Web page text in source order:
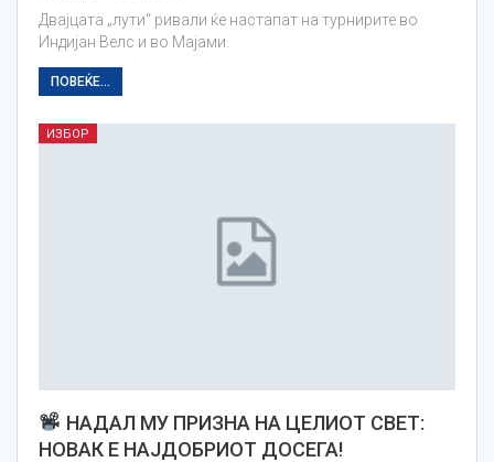
Двајцата „лути“ ривали ќе настапат на турнирите во
Индијан Велс и во Мајами.
ПОВЕЌЕ...
ИЗБОР
НАДАЛ МУ ПРИЗНА НА ЦЕЛИОТ СВЕТ:
НОВАК Е НАЈДОБРИОТ ДОСЕГА!